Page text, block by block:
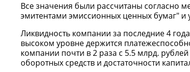
Все значения были рассчитаны согласно
эмитентами эмиссионных ценных бумаг"
Ликвидность компании за последние 4
высоком уровне держится
компании почти в 2 раза с 5.5 млрд.
оборотных средств и достаточности